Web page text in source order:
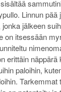
Linnun pää
jälkeen
on itsessään
erittäin näppärä
paloihin,
Tarkemmat